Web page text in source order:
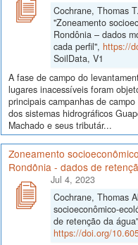
Cochrane, Thomas
"Zoneamento
Rondônia – dados
cada perfil", https://
SoilData, V1
A fase de campo do
lugares inacessíveis foram
principais campanhas de
dos sistemas hidrográficos
Machado e seus tributár...
Zoneamento
Rondônia - dados de
Jul 4, 2023
Cochrane, Thomas
socioeconômico-
de retenção da
https://doi.org/